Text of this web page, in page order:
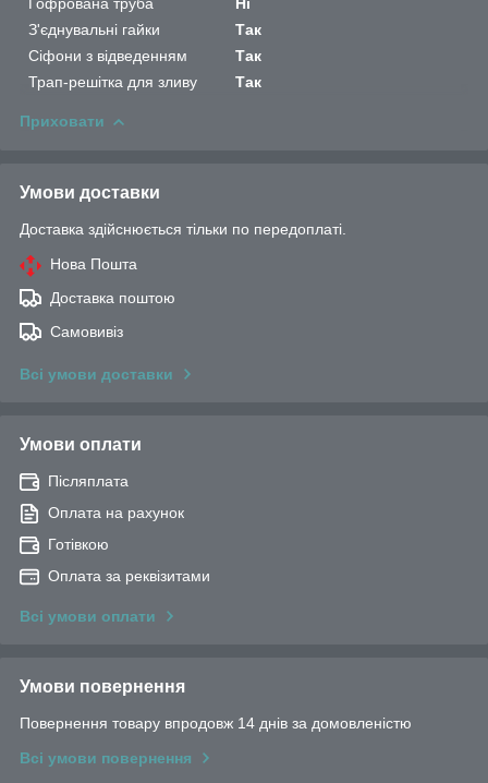
З'єднувальні гайки
Так
Сіфони з відведенням
Так
Трап-решітка для зливу
Так
Приховати
Умови доставки
Доставка здійснюється тільки по передоплаті.
Нова Пошта
Доставка поштою
Самовивіз
Всі умови доставки
Умови оплати
Післяплата
Оплата на рахунок
Готівкою
Оплата за реквізитами
Всі умови оплати
Умови повернення
Повернення товару впродовж 14 днів за домовленістю
Всі умови повернення